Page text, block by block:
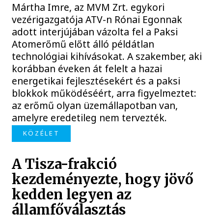
Mártha Imre, az MVM Zrt. egykori
vezérigazgatója ATV-n Rónai Egonnak
adott interjújában vázolta fel a Paksi
Atomerőmű előtt álló példátlan
technológiai kihívásokat. A szakember, aki
korábban éveken át felelt a hazai
energetikai fejlesztésekért és a paksi
blokkok működéséért, arra figyelmeztet:
az erőmű olyan üzemállapotban van,
amelyre eredetileg nem tervezték.
KÖZÉLET
A Tisza-frakció
kezdeményezte, hogy jövő
kedden legyen az
államfőválasztás